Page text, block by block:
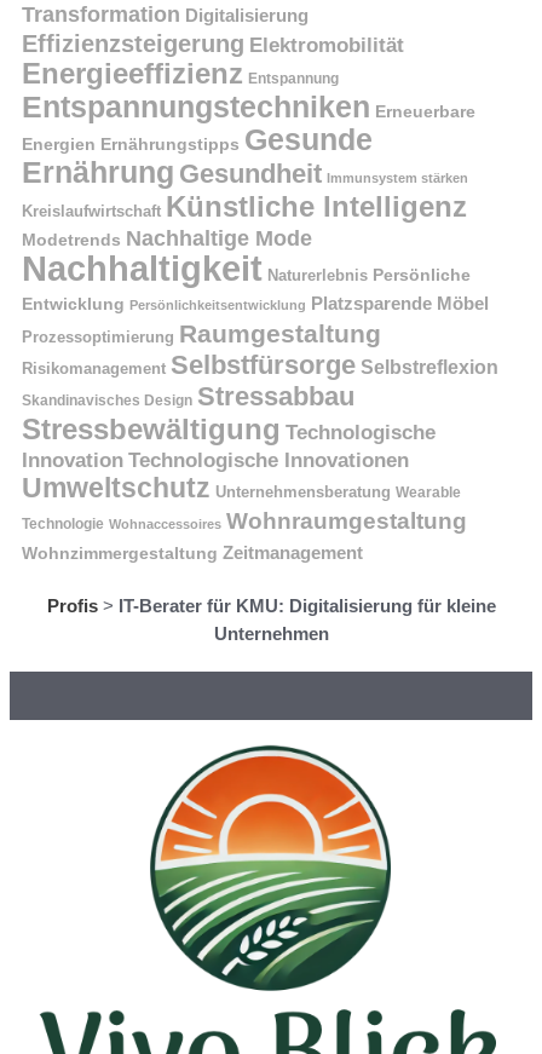
Transformation Digitalisierung
Effizienzsteigerung Elektromobilität
Energieeffizienz Entspannung
Entspannungstechniken Erneuerbare
Energien Ernährungstipps Gesunde
Ernährung Gesundheit Immunsystem stärken
Kreislaufwirtschaft Künstliche Intelligenz
Modetrends Nachhaltige Mode
Nachhaltigkeit Naturerlebnis Persönliche
Entwicklung Persönlichkeitsentwicklung Platzsparende Möbel
Prozessoptimierung Raumgestaltung
Risikomanagement Selbstfürsorge Selbstreflexion
Skandinavisches Design Stressabbau
Stressbewältigung Technologische
Innovation Technologische Innovationen
Umweltschutz Unternehmensberatung Wearable
Technologie Wohnaccessoires Wohnraumgestaltung
Wohnzimmergestaltung Zeitmanagement
Profis> IT-Berater für KMU: Digitalisierung für kleine
Unternehmen